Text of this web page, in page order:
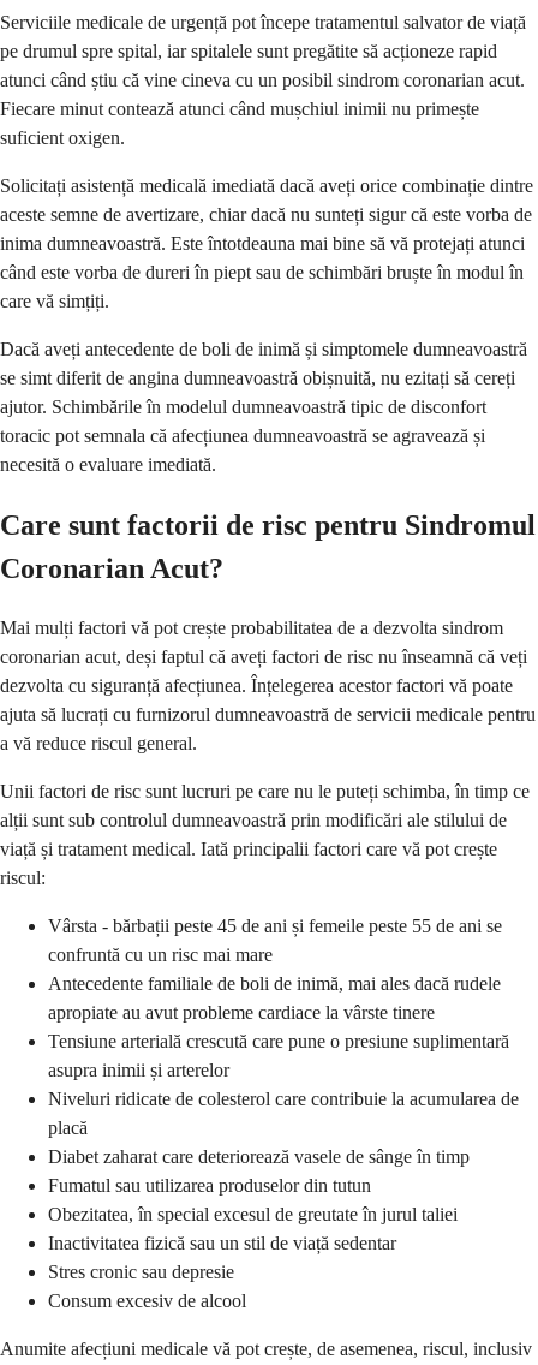
Serviciile medicale de urgență pot începe tratamentul salvator de viață
pe drumul spre spital, iar spitalele sunt pregătite să acționeze rapid
atunci când știu că vine cineva cu un posibil sindrom coronarian acut.
Fiecare minut contează atunci când mușchiul inimii nu primește
suficient oxigen.
Solicitați asistență medicală imediată dacă aveți orice combinație dintre
aceste semne de avertizare, chiar dacă nu sunteți sigur că este vorba de
inima dumneavoastră. Este întotdeauna mai bine să vă protejați atunci
când este vorba de dureri în piept sau de schimbări bruște în modul în
care vă simțiți.
Dacă aveți antecedente de boli de inimă și simptomele dumneavoastră
se simt diferit de angina dumneavoastră obișnuită, nu ezitați să cereți
ajutor. Schimbările în modelul dumneavoastră tipic de disconfort
toracic pot semnala că afecțiunea dumneavoastră se agravează și
necesită o evaluare imediată.
Care sunt factorii de risc pentru Sindromul
Coronarian Acut?
Mai mulți factori vă pot crește probabilitatea de a dezvolta sindrom
coronarian acut, deși faptul că aveți factori de risc nu înseamnă că veți
dezvolta cu siguranță afecțiunea. Înțelegerea acestor factori vă poate
ajuta să lucrați cu furnizorul dumneavoastră de servicii medicale pentru
a vă reduce riscul general.
Unii factori de risc sunt lucruri pe care nu le puteți schimba, în timp ce
alții sunt sub controlul dumneavoastră prin modificări ale stilului de
viață și tratament medical. Iată principalii factori care vă pot crește
riscul:
Vârsta - bărbații peste 45 de ani și femeile peste 55 de ani se
confruntă cu un risc mai mare
Antecedente familiale de boli de inimă, mai ales dacă rudele
apropiate au avut probleme cardiace la vârste tinere
Tensiune arterială crescută care pune o presiune suplimentară
asupra inimii și arterelor
Niveluri ridicate de colesterol care contribuie la acumularea de
placă
Diabet zaharat care deteriorează vasele de sânge în timp
Fumatul sau utilizarea produselor din tutun
Obezitatea, în special excesul de greutate în jurul taliei
Inactivitatea fizică sau un stil de viață sedentar
Stres cronic sau depresie
Consum excesiv de alcool
Anumite afecțiuni medicale vă pot crește, de asemenea, riscul, inclusiv